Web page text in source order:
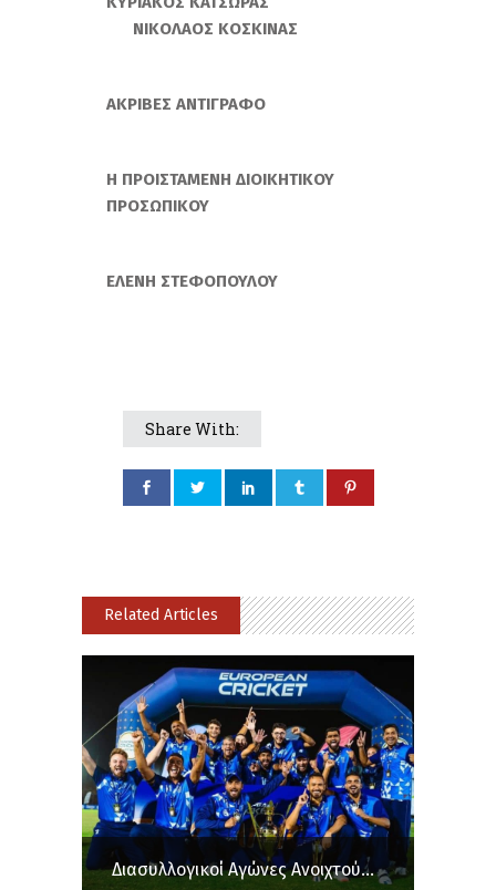
ΝΙΚΟΛΑΟΣ ΚΟΣΚΙΝΑΣ
ΑΚΡΙΒΕΣ ΑΝΤΙΓΡΑΦΟ
Η ΠΡΟΙΣΤΑΜΕΝΗ ΔΙΟΙΚΗΤΙΚΟΥ
ΠΡΟΣΩΠΙΚΟΥ
ΕΛΕΝΗ ΣΤΕΦΟΠΟΥΛΟΥ
Share With:
Related Articles
Διασυλλογικοί Αγώνες Ανοιχτού...